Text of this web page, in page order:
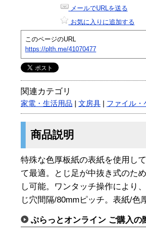
メールでURLを送る
お気に入りに追加する
このページのURL
https://plth.me/41070477
関連カテゴリ
家電・生活用品 文房具 ファイル・
商品説明
特殊な色厚板紙の表紙を使用し
て最適。とじ足が中抜き式のた
し可能。ワンタッチ操作により
じ穴間隔/80mmピッチ。表紙/色
ぷらっとオンライン ご購入の